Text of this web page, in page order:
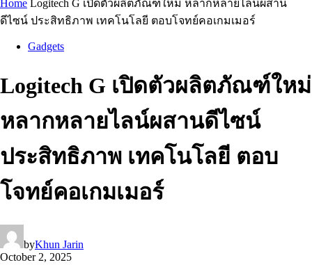
Home Logitech G เปิดตัวผลิตภัณฑ์ใหม่ หลากหลายไลน์ผสาน
ดีไซน์ ประสิทธิภาพ เทคโนโลยี ตอบโจทย์คอเกมเมอร์
Gadgets
Logitech G เปิดตัวผลิตภัณฑ์ใหม่
หลากหลายไลน์ผสานดีไซน์
ประสิทธิภาพ เทคโนโลยี ตอบ
โจทย์คอเกมเมอร์
byKhun Jarin
October 2, 2025